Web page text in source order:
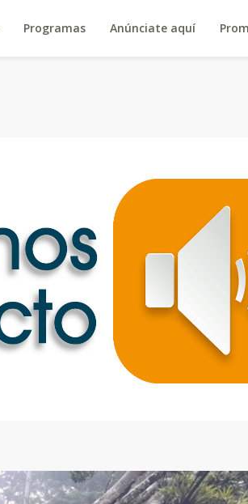
Programas Anúnciate aquí